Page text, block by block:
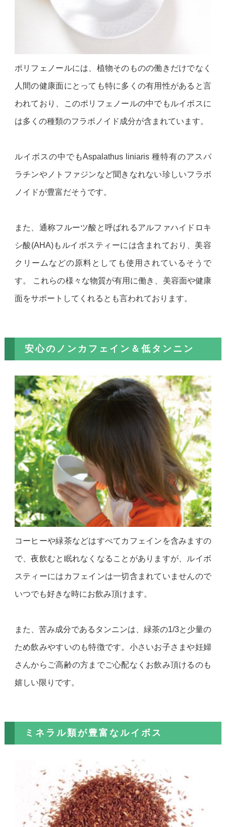
ポリフェノールには、植物そのものの働きだけでなく
人間の健康面にとっても特に多くの有用性があると言
われており、このポリフェノールの中でもルイボスに
は多くの種類のフラボノイド成分が含まれています。
ルイボスの中でもAspalathus liniaris 種特有のアスパ
ラチンやノトファジンなど聞きなれない珍しいフラボ
ノイドが豊富だそうです。
また、通称フルーツ酸と呼ばれるアルファハイドロキ
シ酸(AHA)もルイボスティーには含まれており、美容
クリームなどの原料としても使用されているそうで
す。 これらの様々な物質が有用に働き、美容面や健康
面をサポートしてくれるとも言われております。
安心のノンカフェイン＆低タンニン
コーヒーや緑茶などはすべてカフェインを含みますの
で、夜飲むと眠れなくなることがありますが、ルイボ
スティーにはカフェインは一切含まれていませんので
いつでも好きな時にお飲み頂けます。
また、苦み成分であるタンニンは、緑茶の1/3と少量の
ため飲みやすいのも特徴です。小さいお子さまや妊婦
さんからご高齢の方までご心配なくお飲み頂けるのも
嬉しい限りです。
ミネラル類が豊富なルイボス